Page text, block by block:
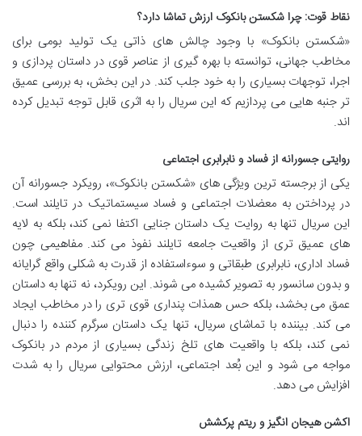
نقاط قوت: چرا شکستن بانکوک ارزش تماشا دارد؟
«شکستن بانکوک» با وجود چالش های ذاتی یک تولید بومی برای
مخاطب جهانی، توانسته با بهره گیری از عناصر قوی در داستان پردازی و
اجرا، توجهات بسیاری را به خود جلب کند. در این بخش، به بررسی عمیق
تر جنبه هایی می پردازیم که این سریال را به اثری قابل توجه تبدیل کرده
اند.
روایتی جسورانه از فساد و نابرابری اجتماعی
یکی از برجسته ترین ویژگی های «شکستن بانکوک»، رویکرد جسورانه آن
در پرداختن به معضلات اجتماعی و فساد سیستماتیک در تایلند است.
این سریال تنها به روایت یک داستان جنایی اکتفا نمی کند، بلکه به لایه
های عمیق تری از واقعیت جامعه تایلند نفوذ می کند. مفاهیمی چون
فساد اداری، نابرابری طبقاتی و سوءاستفاده از قدرت به شکلی واقع گرایانه
و بدون سانسور به تصویر کشیده می شوند. این رویکرد، نه تنها به داستان
عمق می بخشد، بلکه حس همذات پنداری قوی تری را در مخاطب ایجاد
می کند. بیننده با تماشای سریال، تنها یک داستان سرگرم کننده را دنبال
نمی کند، بلکه با واقعیت های تلخ زندگی بسیاری از مردم در بانکوک
مواجه می شود و این بُعد اجتماعی، ارزش محتوایی سریال را به شدت
افزایش می دهد.
اکشن هیجان انگیز و ریتم پرکشش